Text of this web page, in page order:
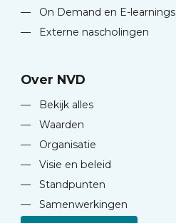
—
On Demand en E-learnings
—
Externe nascholingen
Over NVD
—
Bekijk alles
—
Waarden
—
Organisatie
—
Visie en beleid
—
Standpunten
—
Samenwerkingen